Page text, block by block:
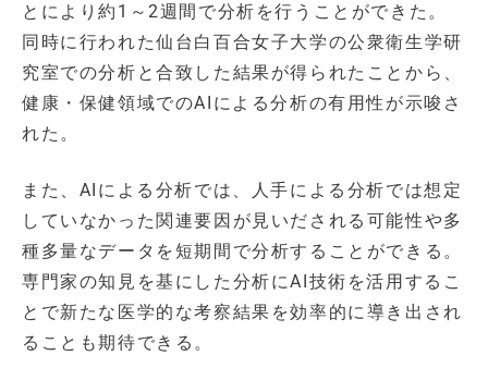
とにより約1～2週間で分析を行うことができた。
同時に行われた仙台白百合女子大学の公衆衛生学研
究室での分析と合致した結果が得られたことから、
健康・保健領域でのAIによる分析の有用性が示唆さ
れた。
また、AIによる分析では、人手による分析では想定
していなかった関連要因が見いだされる可能性や多
種多量なデータを短期間で分析することができる。
専門家の知見を基にした分析にAI技術を活用するこ
とで新たな医学的な考察結果を効率的に導き出され
ることも期待できる。